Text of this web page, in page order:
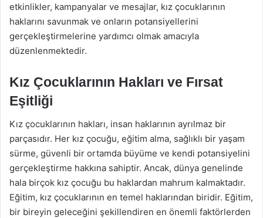
etkinlikler, kampanyalar ve mesajlar, kız çocuklarının
haklarını savunmak ve onların potansiyellerini
gerçekleştirmelerine yardımcı olmak amacıyla
düzenlenmektedir.
Kız Çocuklarının Hakları ve Fırsat
Eşitliği
Kız çocuklarının hakları, insan haklarının ayrılmaz bir
parçasıdır. Her kız çocuğu, eğitim alma, sağlıklı bir yaşam
sürme, güvenli bir ortamda büyüme ve kendi potansiyelini
gerçekleştirme hakkına sahiptir. Ancak, dünya genelinde
hala birçok kız çocuğu bu haklardan mahrum kalmaktadır.
Eğitim, kız çocuklarının en temel haklarından biridir. Eğitim,
bir bireyin geleceğini şekillendiren en önemli faktörlerden